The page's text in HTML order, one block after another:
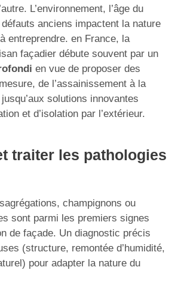
L’environnement, l’âge du
anciens impactent la nature
entreprendre. en France, la
façadier débute souvent par un
en vue de proposer des
de l’assainissement à la
solutions innovantes
et d’isolation par l’extérieur.
traiter les pathologies
champignons ou
sont parmi les premiers signes
de façade. Un diagnostic précis
(structure, remontée d’humidité,
pour adapter la nature du